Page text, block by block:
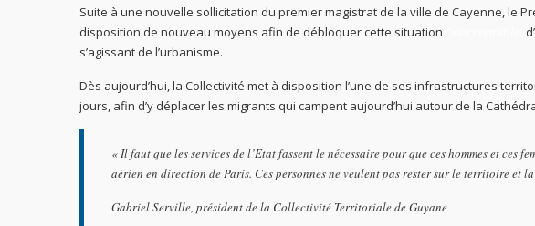
Suite à une nouvelle sollicitation du premier magistrat de la ville de Cayenne, le
disposition de nouveau moyens afin de débloquer cette situation
s’agissant de l’urbanisme.
Dès aujourd’hui, la Collectivité met à disposition l’une de ses infrastructures
jours, afin d’y déplacer les migrants qui campent aujourd’hui autour de la
« Il faut que les services de l’Etat fassent le nécessaire pour que ces hommes et ces
aérien en direction de Paris. Ces personnes ne veulent pas rester sur le territoire et
Gabriel Serville, président de la Collectivité Territoriale de Guyane